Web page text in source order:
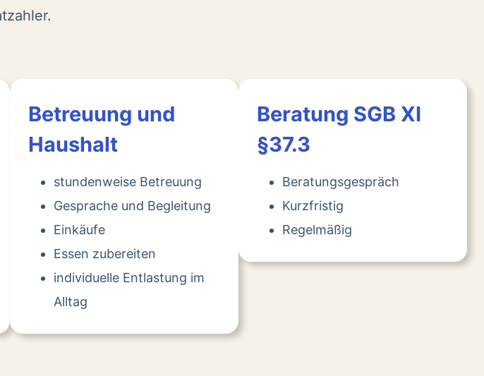
Betreuung und
Haushalt
stundenweise Betreuung
Gesprache und Begleitung
Einkäufe
Essen zubereiten
individuelle Entlastung im
Alltag
Beratung SGB XI
§37.3
Beratungsgespräch
Kurzfristig
Regelmäßig